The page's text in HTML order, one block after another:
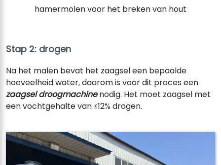
hamermolen voor het breken van hout
Stap 2: drogen
Na het malen bevat het zaagsel een bepaalde
hoeveelheid water, daarom is voor dit proces een
zaagsel droogmachinenodig. Het moet zaagsel met
een vochtgehalte van ≤12% drogen.